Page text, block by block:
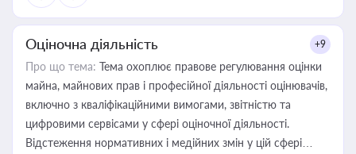
Оціночна діяльність +9
Про що тема: Тема охоплює правове регулювання оцінки
майна, майнових прав і професійної діяльності оцінювачів,
включно з кваліфікаційними вимогами, звітністю та
цифровими сервісами у сфері оціночної діяльності.
Відстеження нормативних і медійних змін у цій сфері